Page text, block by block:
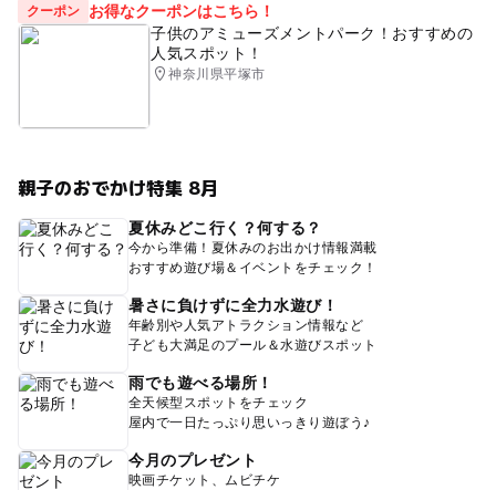
クーポン
お得なクーポンはこちら！
子供のアミューズメントパーク！おすすめの
人気スポット！
神奈川県平塚市
親子のおでかけ特集 8月
夏休みどこ行く？何する？
今から準備！夏休みのお出かけ情報満載
おすすめ遊び場＆イベントをチェック！
暑さに負けずに全力水遊び！
年齢別や人気アトラクション情報など
子ども大満足のプール＆水遊びスポット
雨でも遊べる場所！
全天候型スポットをチェック
屋内で一日たっぷり思いっきり遊ぼう♪
今月のプレゼント
映画チケット、ムビチケ